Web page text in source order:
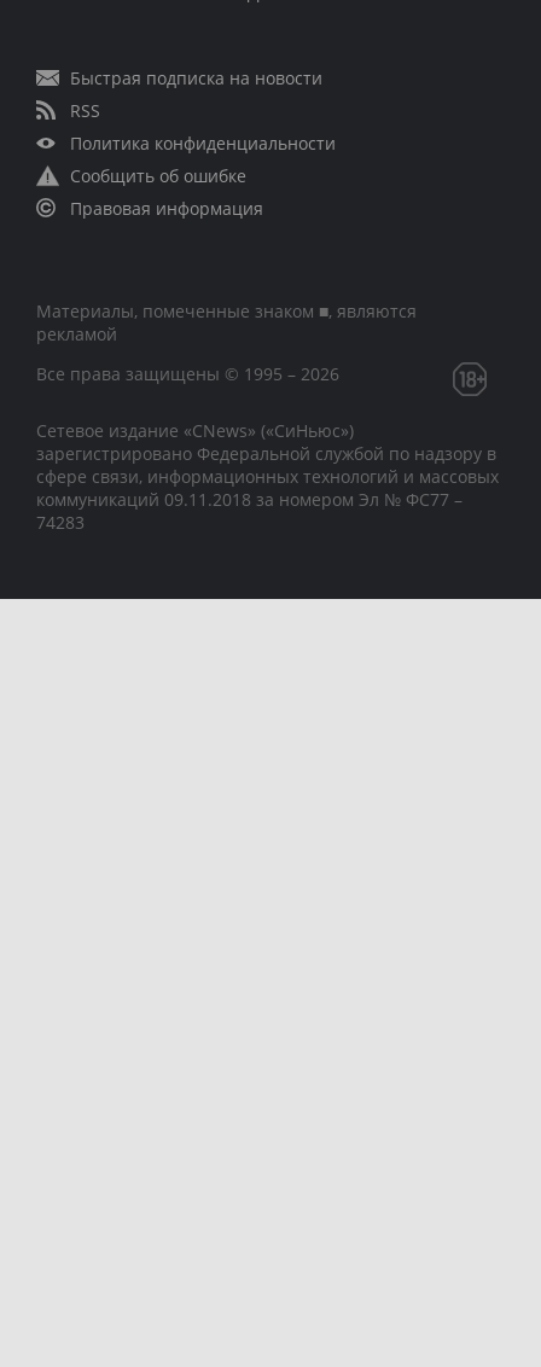
Быстрая подписка на новости
RSS
Политика конфиденциальности
Сообщить об ошибке
Правовая информация
Материалы, помеченные знаком ■, являются
рекламой
Все права защищены © 1995 – 2026
Сетевое издание «CNews» («СиНьюс»)
зарегистрировано Федеральной службой по надзору в
сфере связи, информационных технологий и массовых
коммуникаций 09.11.2018 за номером Эл № ФС77 –
74283